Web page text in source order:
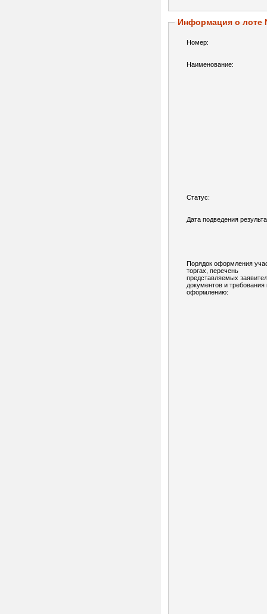
Информация о лоте
Номер:
Наименование:
Статус:
Дата подведения
Порядок оформления
торгах, перечень
представляемых
документов и требования
оформлению: